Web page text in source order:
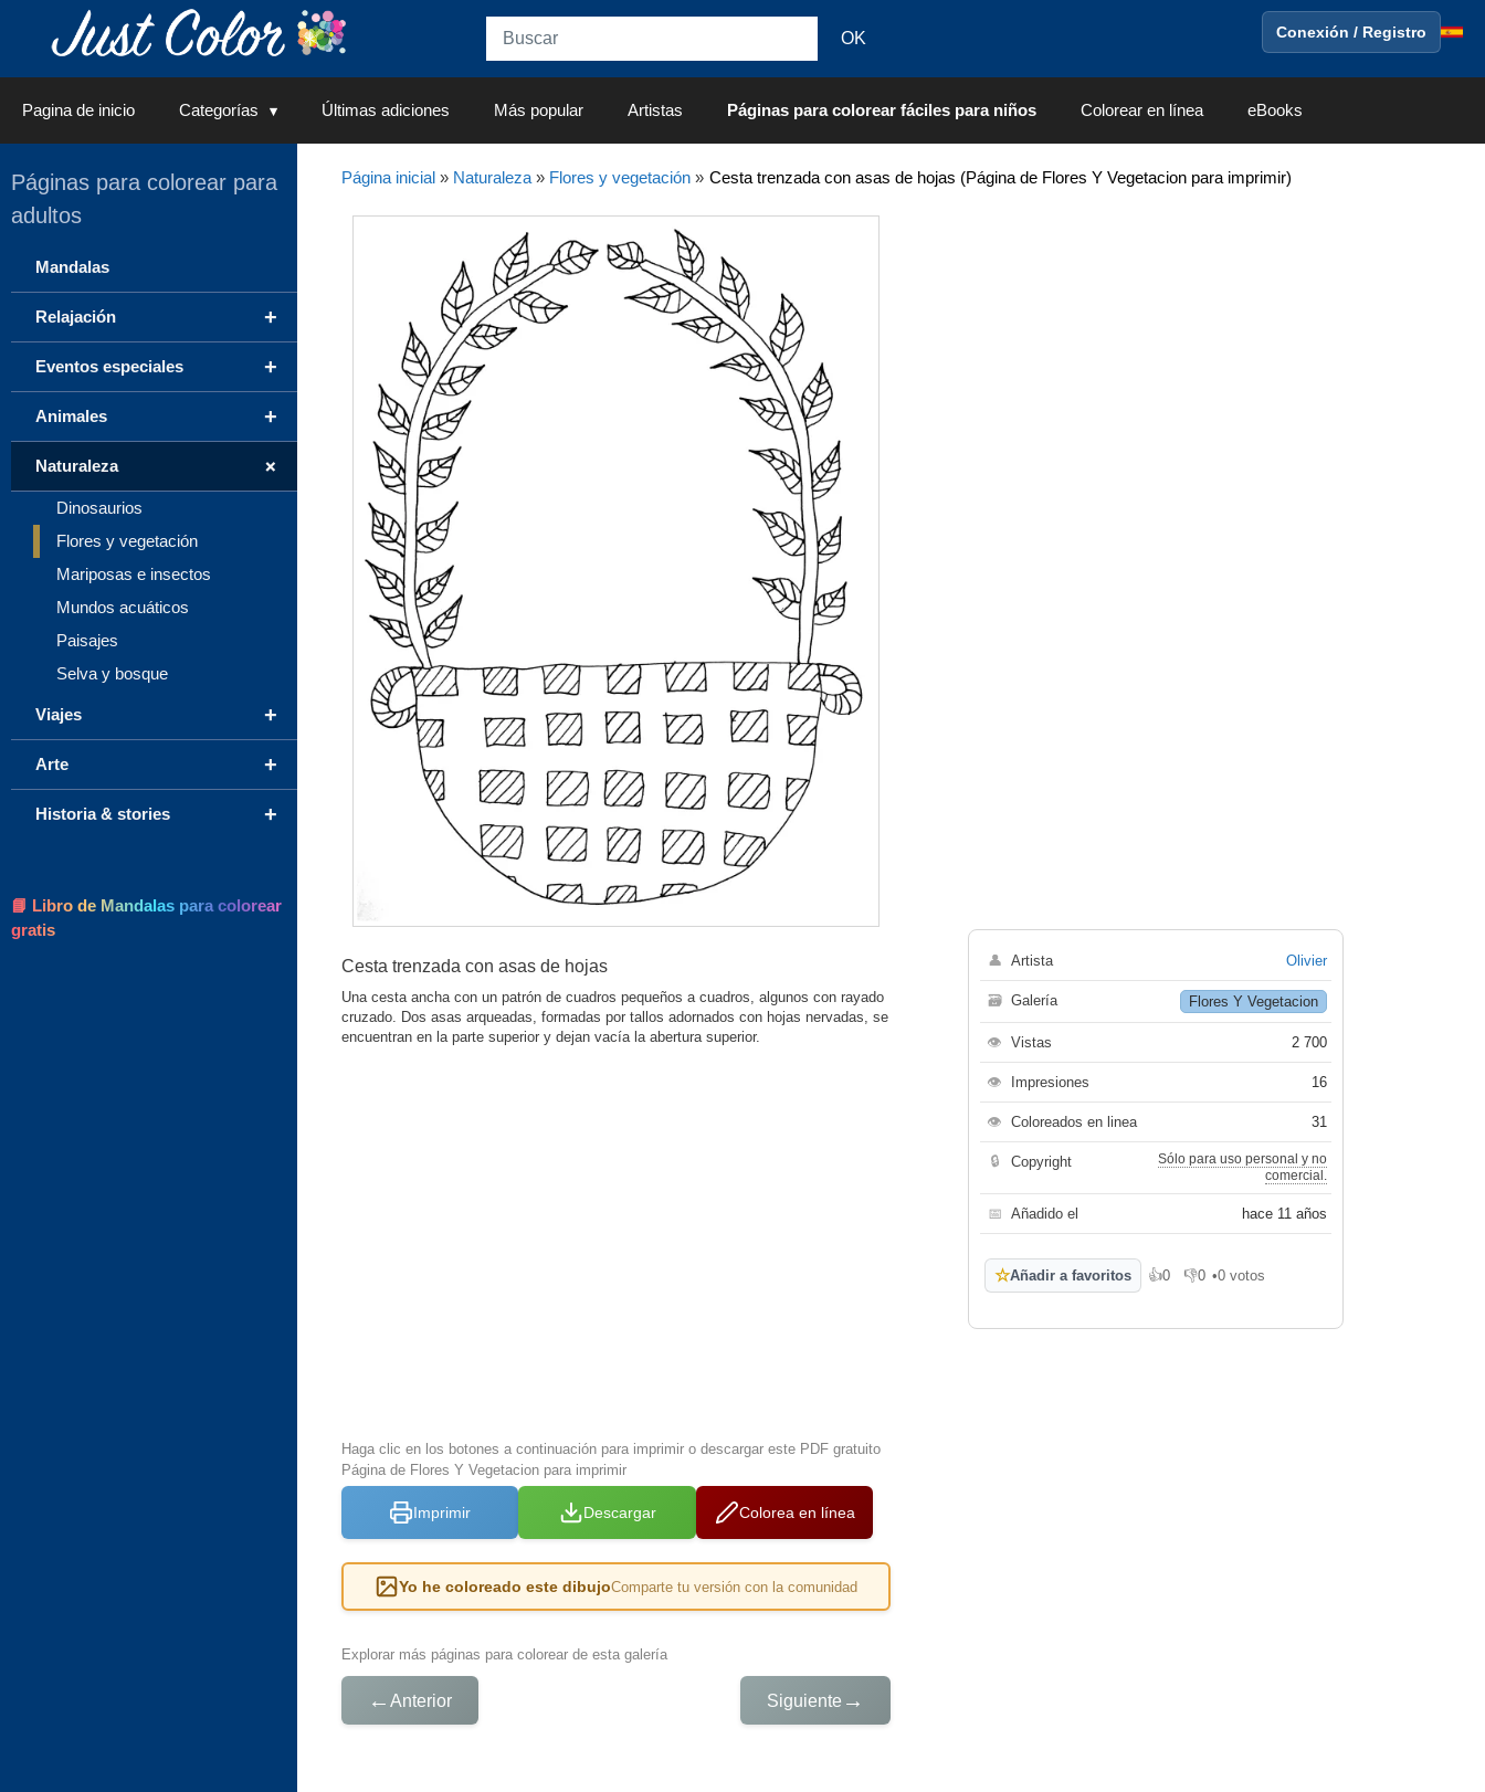
Conexión / Registro
Pagina de inicio Categorías Últimas adiciones Más popular Artistas Páginas para colorear fáciles para niños Colorear en línea eBooks
Página inicial» Naturaleza» Flores y vegetación» Cesta trenzada con asas de hojas (Página de Flores Y Vegetacion para imprimir)
Cesta trenzada con asas de hojas
Una cesta ancha con un patrón de cuadros pequeños a cuadros, algunos con rayado
cruzado. Dos asas arqueadas, formadas por tallos adornados con hojas nervadas, se
encuentran en la parte superior y dejan vacía la abertura superior.
Haga clic en los botones a continuación para imprimir o descargar este PDF gratuito
Página de Flores Y Vegetacion para imprimir
Imprimir Descargar Colorea en línea
Yo he coloreado este dibujoComparte tu versión con la comunidad
Explorar más páginas para colorear de esta galería
← Anterior Siguiente →
👤 Artista Olivier
🗃 Galería Flores Y Vegetacion
👁 Vistas 2 700
👁 Impresiones 16
👁 Coloreados en linea 31
🔒 Copyright
Sólo para uso personal y no
comercial.
📅 Añadido el hace 11 años
☆Añadir a favoritos 👍0
Me gusta
👎0
No me gusta
•0 votos
Páginas para colorear para
adultos
Mandalas
+
Relajación
+
Eventos especiales
+
Animales
+
Naturaleza
Dinosaurios
Flores y vegetación
Mariposas e insectos
Mundos acuáticos
Paisajes
Selva y bosque
+
Viajes
+
Arte
+
Historia & stories
📘 Libro de Mandalas para colorear
gratis